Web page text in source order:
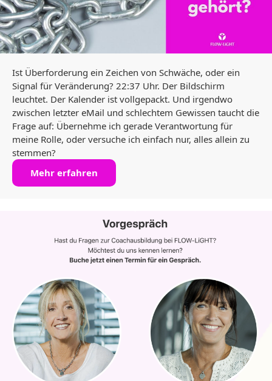
Ist Überforderung ein Zeichen von Schwäche, oder ein
Signal für Veränderung? 22:37 Uhr. Der Bildschirm
leuchtet. Der Kalender ist vollgepackt. Und irgendwo
zwischen letzter eMail und schlechtem Gewissen taucht die
Frage auf: Übernehme ich gerade Verantwortung für
meine Rolle, oder versuche ich einfach nur, alles allein zu
stemmen?
Mehr erfahren